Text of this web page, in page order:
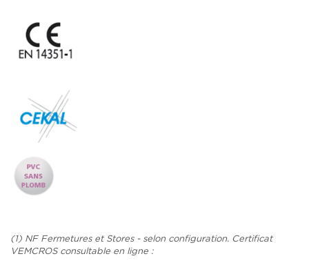
(1) NF Fermetures et Stores - selon configuration. Certificat
VEMCROS consultable en ligne :